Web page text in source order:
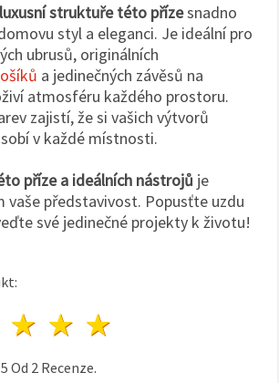
struktuře této přízesnadno
styl a eleganci. Je ideální pro
ubrusů, originálních
a jedinečných závěsů na
atmosféru každého prostoru.
zajistí, že si vašich výtvorů
v každé místnosti.
příze a ideálních nástrojů je
vaše představivost. Popusťte uzdu
své jedinečné projekty k životu!
4 hvězdy
3 hvězdy
2 hvězdy
5 Od 2 Recenze.